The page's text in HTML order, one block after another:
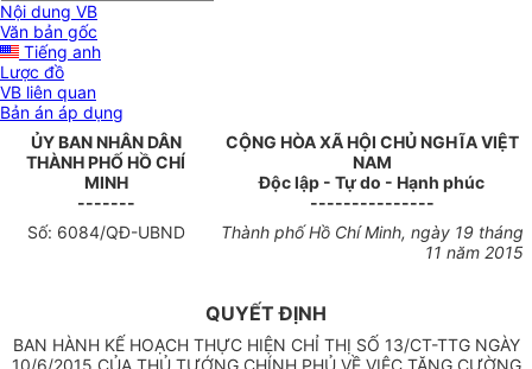
Nội dung VB
Văn bản gốc
Tiếng anh
Lược đồ
VB liên quan
Bản án áp dụng
ỦY BAN NHÂN DÂN
THÀNH PHỐ HỒ CHÍ
MINH
-------
CỘNG HÒA XÃ HỘI CHỦ NGHĨA VIỆT
NAM
Độc lập - Tự do - Hạnh phúc
---------------
Số: 6084/QĐ-UBND Thành phố Hồ Chí Minh, ngày 19tháng
11 năm 2015
QUYẾT ĐỊNH
BAN HÀNH KẾ HOẠCH THỰC HIỆN CHỈ THỊ SỐ 13/CT-TTG NGÀY
10/6/2015 CỦA THỦ TƯỚNG CHÍNH PHỦ VỀ VIỆC TĂNG CƯỜNG